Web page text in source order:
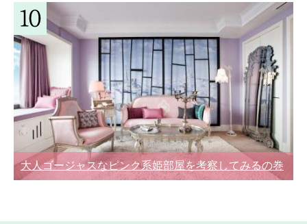
大人ゴージャスなピンク系姫部屋を考察してみるの巻